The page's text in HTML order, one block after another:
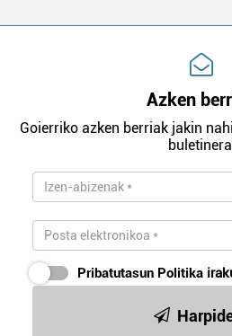
Azken
Goierriko azken berriak jakin
Pribatutasun Politika